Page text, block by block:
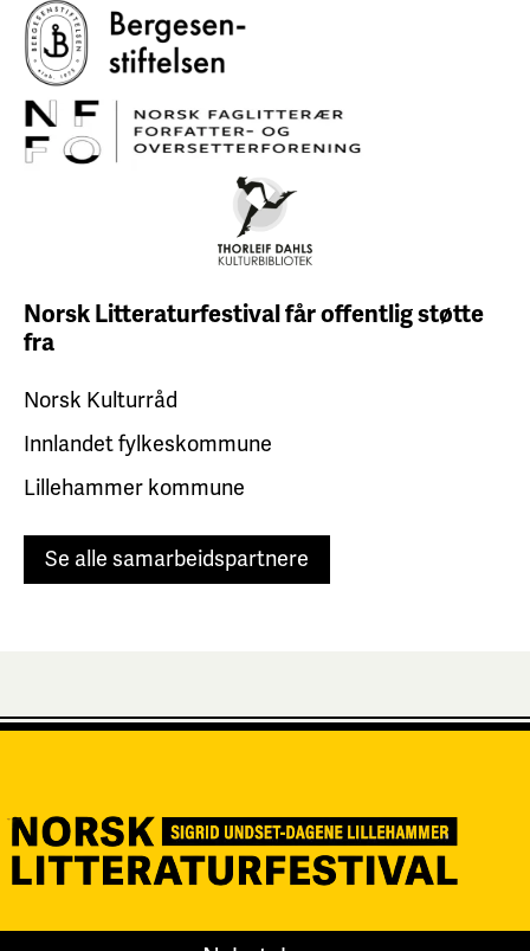
Norsk Litteraturfestival fåroffentlig støtte
fra
Norsk Kulturråd
Innlandet fylkeskommune
Lillehammer kommune
Se alle samarbeidspartnere